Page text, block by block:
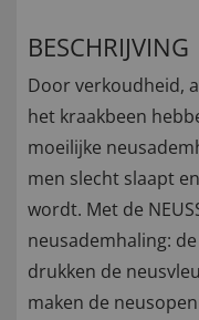
BESCHRIJVING
Door verkoudheid,
het kraakbeen
moeilijke
men slecht slaapt
wordt. Met de
neusademhaling:
drukken de
maken de